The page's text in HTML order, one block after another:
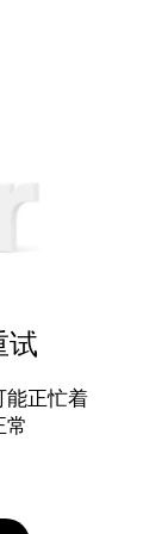
试
能正忙着
常